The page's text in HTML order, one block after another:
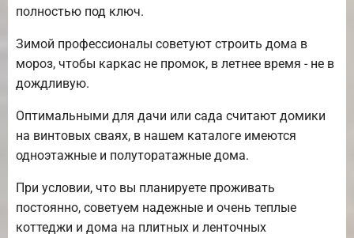
полностью под ключ.
Зимой профессионалы советуют строить дома в
мороз, чтобы каркас не промок, в летнее время - не в
дождливую.
Оптимальными для дачи или сада считают домики
на винтовых сваях, в нашем каталоге имеются
одноэтажные и полуторатажные дома.
При условии, что вы планируете проживать
постоянно, советуем надежные и очень теплые
коттеджи и дома на плитных и ленточных